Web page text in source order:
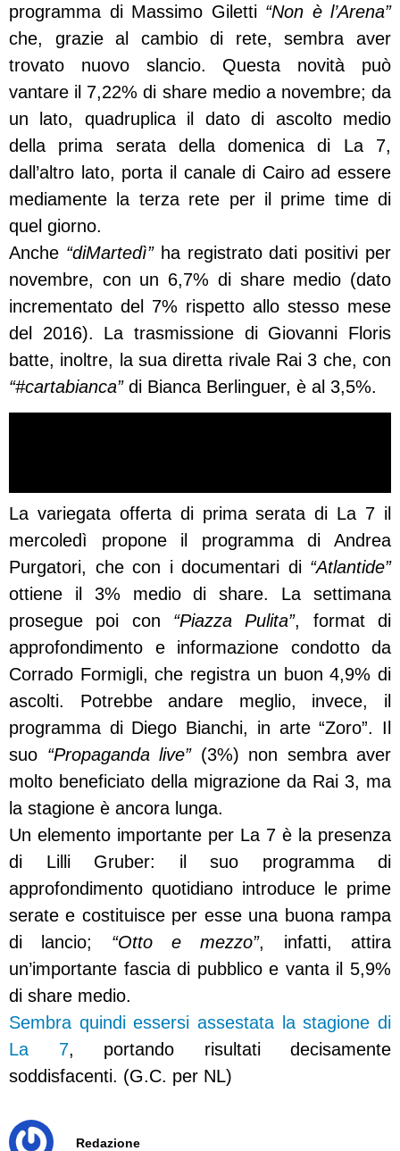
programma di Massimo Giletti “Non è l’Arena”
che, grazie al cambio di rete, sembra aver
trovato nuovo slancio. Questa novità può
vantare il 7,22% di share medio a novembre; da
un lato, quadruplica il dato di ascolto medio
della prima serata della domenica di La 7,
dall’altro lato, porta il canale di Cairo ad essere
mediamente la terza rete per il prime time di
quel giorno.
Anche “diMartedì” ha registrato dati positivi per
novembre, con un 6,7% di share medio (dato
incrementato del 7% rispetto allo stesso mese
del 2016). La trasmissione di Giovanni Floris
batte, inoltre, la sua diretta rivale Rai 3 che, con
“#cartabianca”di Bianca Berlinguer, è al 3,5%.
La variegata offerta di prima serata di La 7 il
mercoledì propone il programma di Andrea
Purgatori, che con i documentari di “Atlantide”
ottiene il 3% medio di share. La settimana
prosegue poi con “Piazza Pulita”, format di
approfondimento e informazione condotto da
Corrado Formigli, che registra un buon 4,9% di
ascolti. Potrebbe andare meglio, invece, il
programma di Diego Bianchi, in arte “Zoro”. Il
suo “Propaganda live”(3%) non sembra aver
molto beneficiato della migrazione da Rai 3, ma
la stagione è ancora lunga.
Un elemento importante per La 7 è la presenza
di Lilli Gruber: il suo programma di
approfondimento quotidiano introduce le prime
serate e costituisce per esse una buona rampa
di lancio; “Otto e mezzo”, infatti, attira
un’importante fascia di pubblico e vanta il 5,9%
di share medio.
Sembra quindi essersi assestata la stagione di
La 7, portando risultati decisamente
soddisfacenti. (G.C. per NL)
Redazione